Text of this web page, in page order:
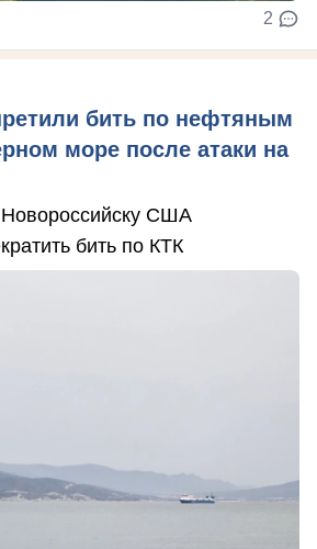
2
бить по нефтяным
море после атаки на
США
бить по КТК